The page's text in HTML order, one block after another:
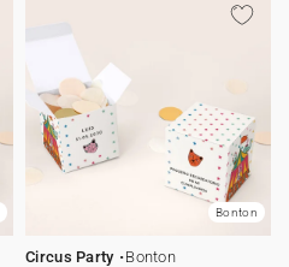
Bonton
Circus Party
Bonton